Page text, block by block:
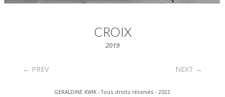
CROIX
2019
← PREV NEXT →
GERALDINE KWIK - Tous droits réservés - 2022